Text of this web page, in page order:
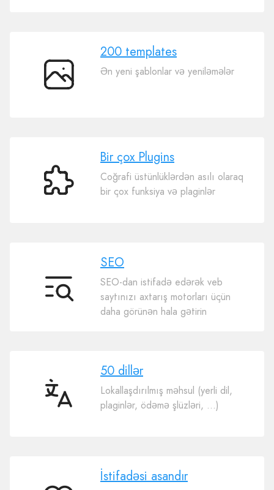
200
200 templates
Ən yeni şablonlar və yeniləmələr
Bir
Bir çox Plugins
Coğrafi üstünlüklərdən asılı olaraq
bir çox funksiya və plaginlər
SEO
SEO
SEO-dan istifadə edərək veb
saytınızı axtarış motorları üçün
daha görünən hala gətirin
50
50 dillər
Lokallaşdırılmış məhsul (yerli dil,
plaginlər, ödəmə şlüzləri, ...)
İstifadəsi asandır